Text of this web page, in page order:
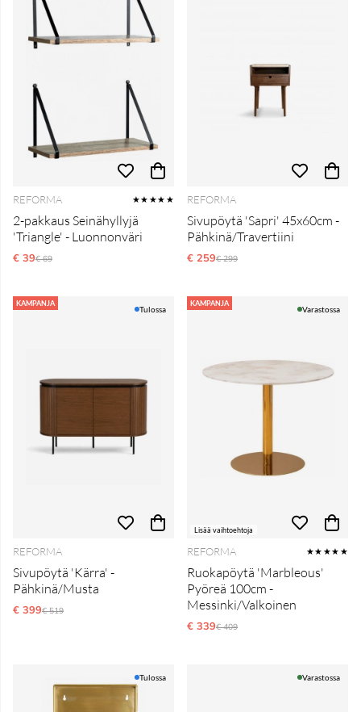
REFORMA ★★★★★
2-pakkaus Seinähyllyjä
'Triangle' - Luonnonväri
€ 39Normaali hinta
€ 69
REFORMA
Sivupöytä 'Sapri' 45x60cm -
Pähkinä/Travertiini
€ 259Normaali hinta
€ 299
KAMPANJA
Tulossa
REFORMA
Sivupöytä 'Kärra' -
Pähkinä/Musta
€ 399Normaali hinta
€ 519
KAMPANJA
Lisää vaihtoehtoja
Varastossa
REFORMA ★★★★★
Ruokapöytä 'Marbleous'
Pyöreä 100cm -
Messinki/Valkoinen
€ 339Normaali hinta
€ 409
Tulossa Varastossa